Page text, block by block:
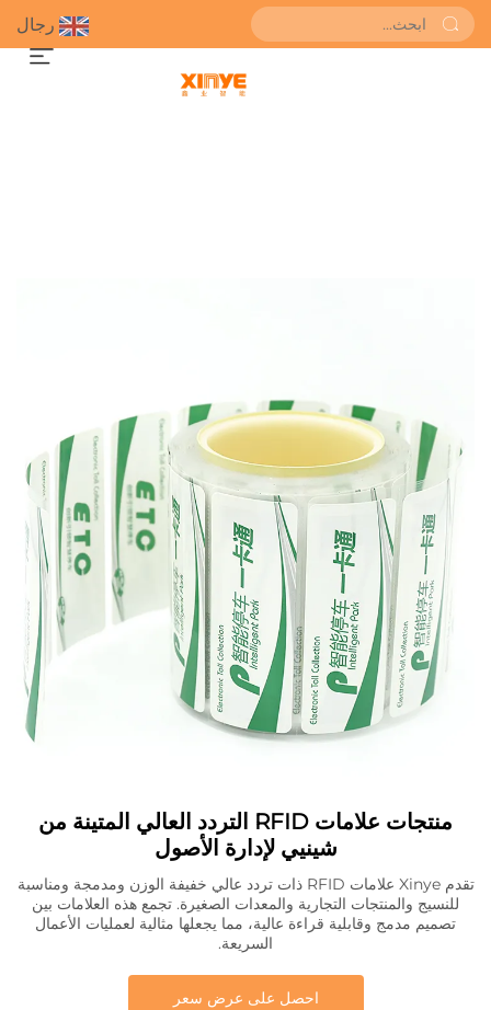
رجال
منتجات علامات RFID التردد العالي المتينة من
شينيي لإدارة الأصول
تقدم Xinye علامات RFID ذات تردد عالي خفيفة الوزن ومدمجة ومناسبة
للنسيج والمنتجات التجارية والمعدات الصغيرة. تجمع هذه العلامات بين
تصميم مدمج وقابلية قراءة عالية، مما يجعلها مثالية لعمليات الأعمال
السريعة.
احصل على عرض سعر